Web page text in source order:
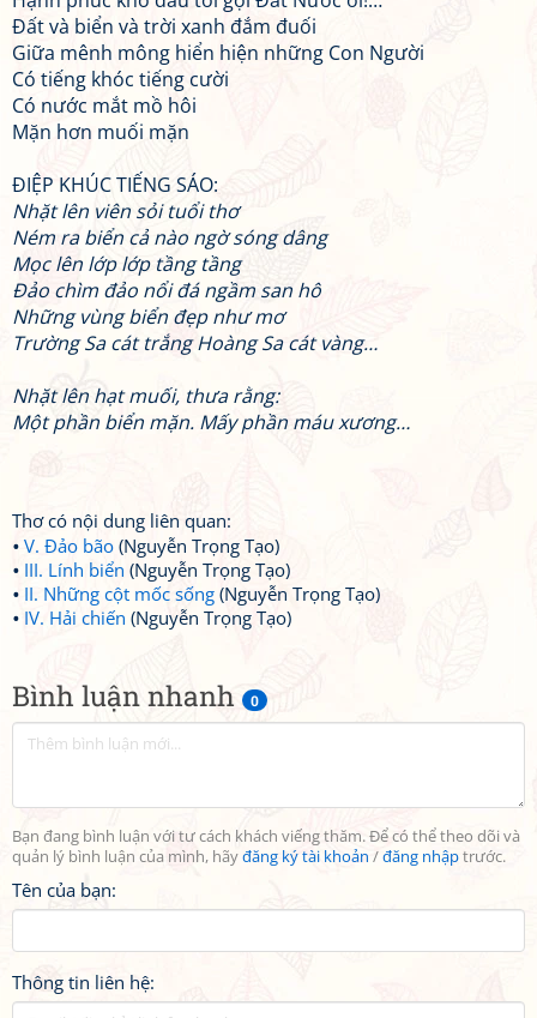
Bình luận nhanh 0
Bạn đang bình luận với tư cách khách viếng thăm. Để có thể theo dõi và
quản lý bình luận của mình, hãyđăng ký tài khoản /đăng nhậptrước.
Tên của bạn:
Thông tin liên hệ:
Đất và biển và trời xanh đắm đuối
Giữa mênh mông hiển hiện những Con Người
Có tiếng khóc tiếng cười
Có nước mắt mồ hôi
Mặn hơn muối mặn
ĐIỆP KHÚC TIẾNG SÁO:
Nhặt lên viên sỏi tuổi thơ
Ném ra biển cả nào ngờ sóng dâng
Mọc lên lớp lớp tầng tầng
Đảo chìm đảo nổi đá ngầm san hô
Những vùng biển đẹp như mơ
Trường Sa cát trắng Hoàng Sa cát vàng…
Nhặt lên hạt muối, thưa rằng:
Một phần biển mặn. Mấy phần máu xương…
Thơ có nội dung liên quan:
V. Đảo bão (Nguyễn Trọng Tạo)
III. Lính biển (Nguyễn Trọng Tạo)
II. Những cột mốc sống (Nguyễn Trọng Tạo)
IV. Hải chiến (Nguyễn Trọng Tạo)